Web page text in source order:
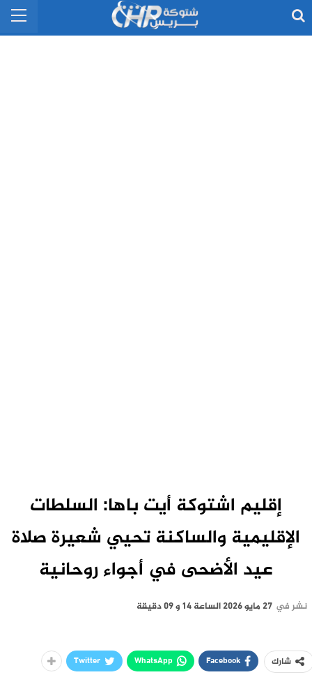
​إقليم اشتوكة أيت باها: السلطات
الإقليمية والساكنة تحيي شعيرة صلاة
عيد الأضحى في أجواء روحانية
نشر في 27 مايو 2026 الساعة 14 و 09 دقيقة
شارك Facebook
WhatsApp
Twitter